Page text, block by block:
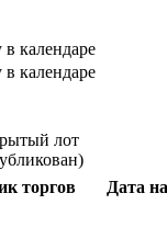
лот
торгов
Дата